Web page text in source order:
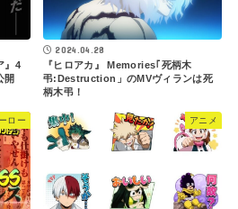
』4
開
2024.04.28
『ヒロアカ』 Memories｢死柄木
弔:Destruction」のMVヴィランは死
柄木弔！
ロー アニメ